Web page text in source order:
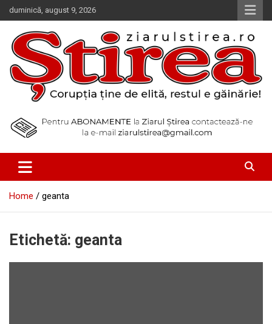
Skip
to
content
duminică, august 9, 2026
Ziarul Știrea
Home geanta
Etichetă: geanta